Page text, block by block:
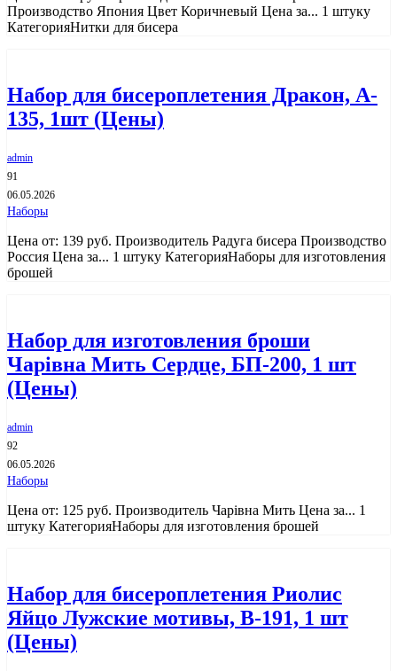
Производство Япония Цвет Коричневый Цена за... 1 штуку
КатегорияНитки для бисера
Набор для бисероплетения Дракон, A-
135, 1шт (Цены)
admin
91
06.05.2026
Наборы
Цена от: 139 руб. Производитель Радуга бисера Производство
Россия Цена за... 1 штуку КатегорияНаборы для изготовления
брошей
Набор для изготовления броши
Чарiвна Мить Сердце, БП-200, 1 шт
(Цены)
admin
92
06.05.2026
Наборы
Цена от: 125 руб. Производитель Чарiвна Мить Цена за... 1
штуку КатегорияНаборы для изготовления брошей
Набор для бисероплетения Риолис
Яйцо Лужские мотивы, В-191, 1 шт
(Цены)